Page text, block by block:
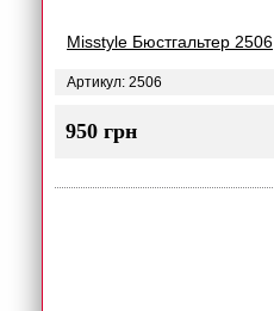
Misstyle Бюстгальтер 2506
Артикул: 2506
950 грн